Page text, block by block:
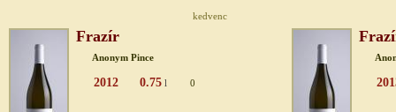
kedvenc
Frazír
Anonym Pince
2012 0.75 l 0